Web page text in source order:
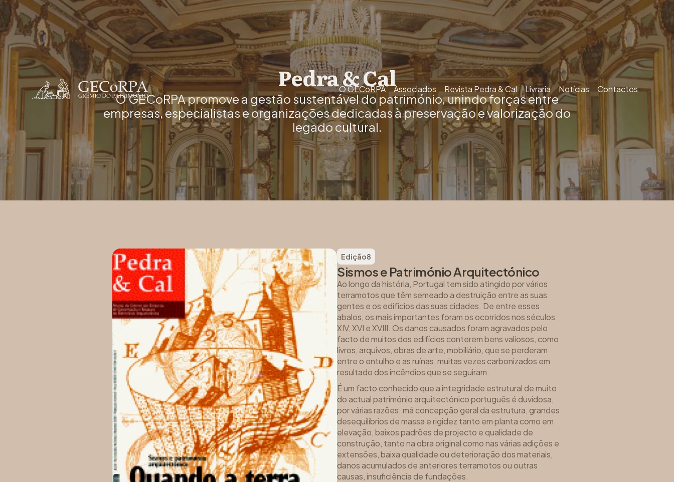
O GECoRPA Associados Revista Pedra & Cal Livraria Notícias Contactos
Pedra & Cal
O GECoRPA promove a gestão sustentável do património, unindo forças entre
empresas, especialistas e organizações dedicadas à preservação e valorização do
legado cultural.
Edição8
Sismos e Património Arquitectónico
Ao longo da história, Portugal tem sido atingido por vários
terramotos que têm semeado a destruição entre as suas
gentes e os edifícios das suas cidades. De entre esses
abalos, os mais importantes foram os ocorridos nos séculos
XIV, XVI e XVIII. Os danos causados foram agravados pelo
facto de muitos dos edifícios conterem bens valiosos, como
livros, arquivos, obras de arte, mobiliário, que se perderam
entre o entulho e as ruínas, muitas vezes carbonizados em
resultado dos incêndios que se seguiram.
É um facto conhecido que a integridade estrutural de muito
do actual património arquitectónico português é duvidosa,
por várias razões: má concepção geral da estrutura, grandes
desequilíbrios de massa e rigidez tanto em planta como em
elevação, baixos padrões de projecto e qualidade de
construção, tanto na obra original como nas várias adições e
extensões, baixa qualidade ou deterioração dos materiais,
danos acumulados de anteriores terramotos ou outras
causas, insuficiência de fundações.